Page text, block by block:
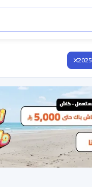
2025